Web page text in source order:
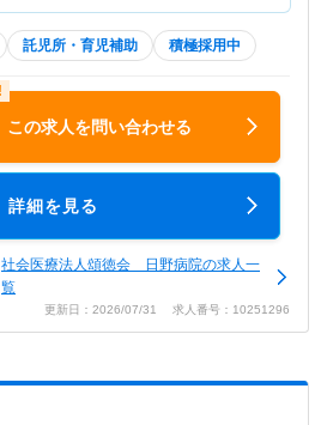
託児所・育児補助 積極採用中
この求人を問い合わせる
詳細を見る
社会医療法人頌徳会 日野病院の求人一
覧
更新日：2026/07/31 求人番号：10251296